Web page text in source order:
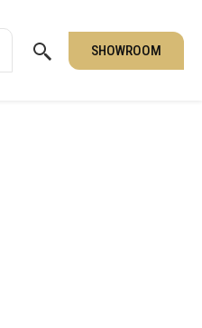
SHOWROOM